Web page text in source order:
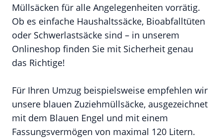
Müllsäcken für alle Angelegenheiten vorrätig.
Ob es einfache Haushaltssäcke, Bioabfalltüten
oder Schwerlastsäcke sind – in unserem
Onlineshop finden Sie mit Sicherheit genau
das Richtige!
Für Ihren Umzug beispielsweise empfehlen wir
unsere blauen Zuziehmüllsäcke, ausgezeichnet
mit dem Blauen Engel und mit einem
Fassungsvermögen von maximal 120 Litern.